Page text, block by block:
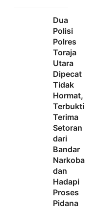
Dua
Polisi
Polres
Toraja
Utara
Dipecat
Tidak
Hormat,
Terbukti
Terima
Setoran
dari
Bandar
Narkoba
dan
Hadapi
Proses
Pidana